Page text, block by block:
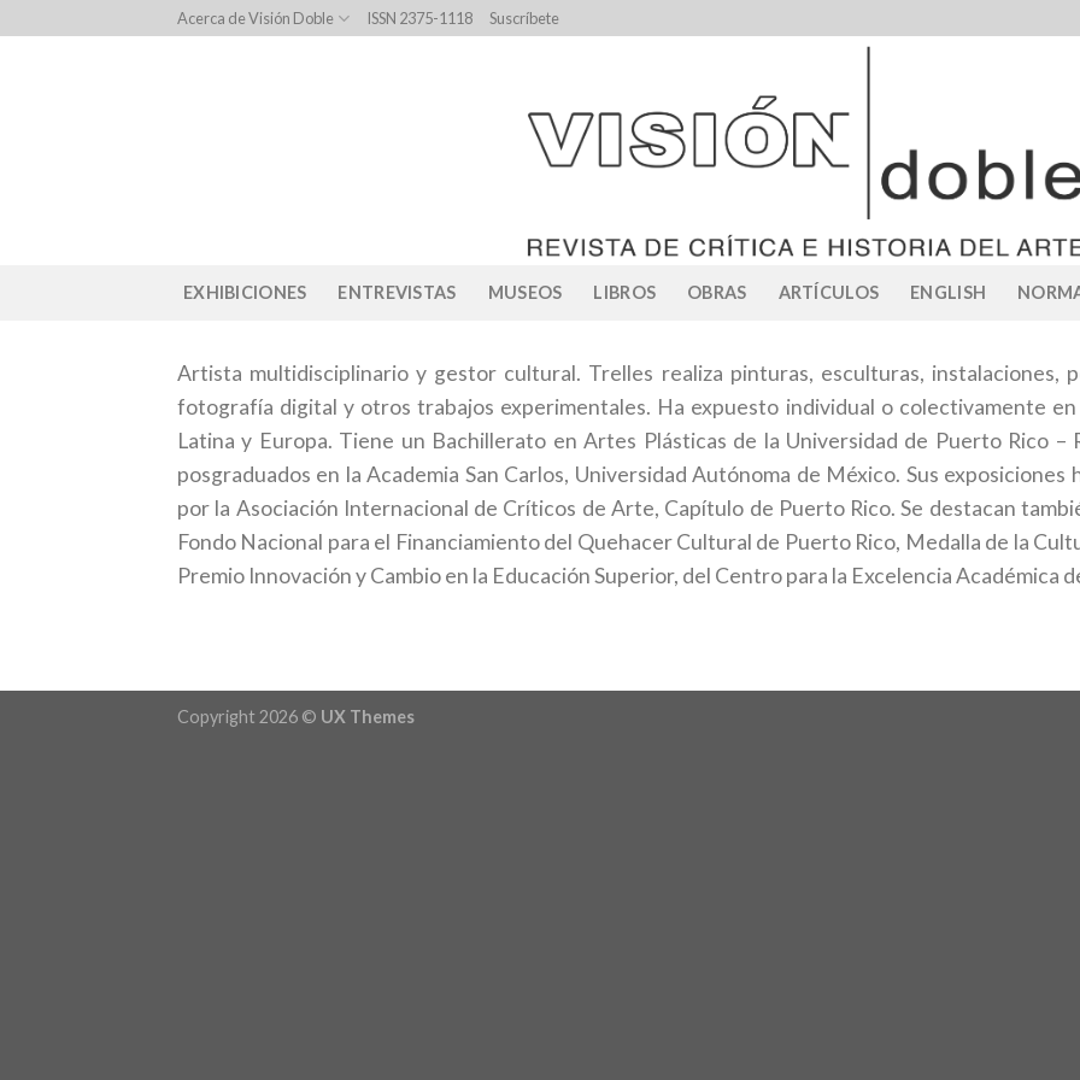
to
Acerca de Visión Doble ISSN 2375-1118 Suscríbete
EXHIBICIONES ENTREVISTAS MUSEOS LIBROS OBRAS ARTÍCULOS ENGLISH
Artista multidisciplinario y gestor cultural. Trelles realiza pinturas, esculturas, instalaciones,
fotografía digital y otros trabajos experimentales. Ha expuesto individual o colectivamente en
Latina y Europa. Tiene un Bachillerato en Artes Plásticas de la Universidad de Puerto Rico –
posgraduados en la Academia San Carlos, Universidad Autónoma de México. Sus exposiciones
por la Asociación Internacional de Críticos de Arte, Capítulo de Puerto Rico. Se destacan
Fondo Nacional para el Financiamiento del Quehacer Cultural de Puerto Rico, Medalla de la
Premio Innovación y Cambio en la Educación Superior, del Centro para la Excelencia Académica
Copyright 2026 © UX Themes